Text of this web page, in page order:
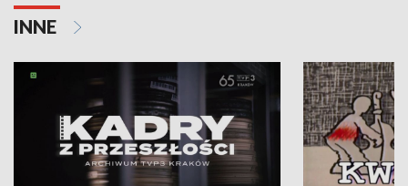
INNE